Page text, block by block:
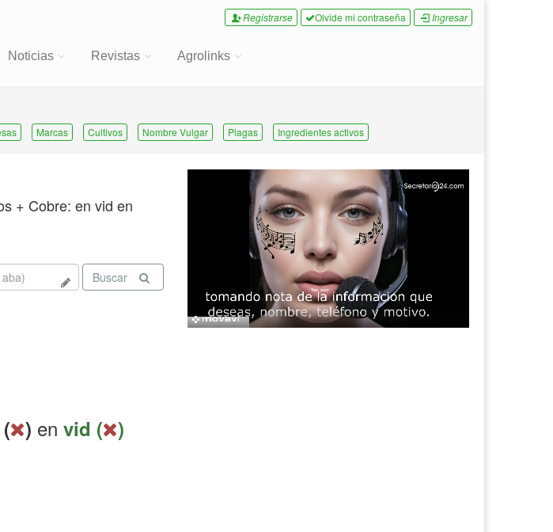
Registrarse Olvide mi contraseña Ingresar
Noticias Revistas Agrolinks
Marcas Cultivos Nombre Vulgar Plagas Ingredientes activos
+ Cobre: en vid en
Buscar
) en vid ( )